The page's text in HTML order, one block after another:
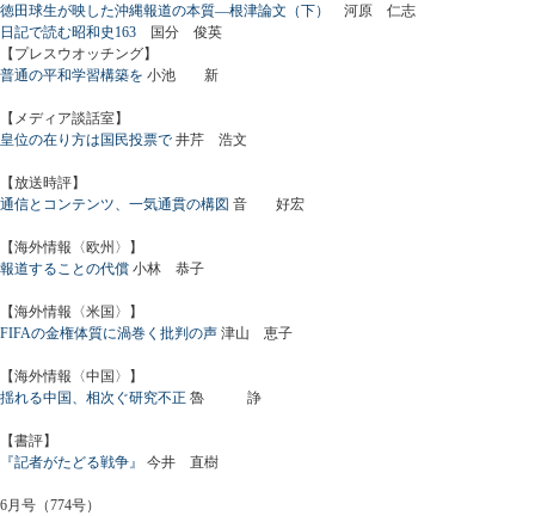
徳田球生が映した沖縄報道の本質―根津論文（下）
河原 仁志
日記で読む昭和史163 国分 俊英
【プレスウオッチング】
普通の平和学習構築を 小池 新
【メディア談話室】
皇位の在り方は国民投票で 井芹 浩文
【放送時評】
通信とコンテンツ、一気通貫の構図 音 好宏
【海外情報〈欧州〉】
報道することの代償 小林 恭子
【海外情報〈米国〉】
FIFAの金権体質に渦巻く批判の声 津山 恵子
【海外情報〈中国〉】
揺れる中国、相次ぐ研究不正 魯 諍
【書評】
『記者がたどる戦争』
今井 直樹
6月号（774号）